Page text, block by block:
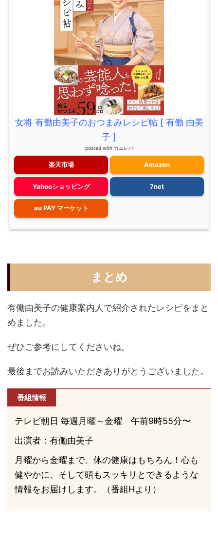
女将 有働由美子のおつまみレシピ帖 [ 有働 由美
子 ]
posted with カエレバ
楽天市場 Amazon
Yahooショッピング 7net
au PAY マーケット
まとめ
有働由美子の健康案内人で紹介されたレシピをまと
めました。
ぜひご参考にしてくださいね。
最後までお読みいただきありがとうございました。
番組情報
テレビ朝日 毎週月曜～金曜 午前9時55分〜
出演者：有働由美子
月曜から金曜まで、体の健康はもちろん！心も
健やかに、そして頭もスッキリとできるような
情報をお届けします。（番組Hより）